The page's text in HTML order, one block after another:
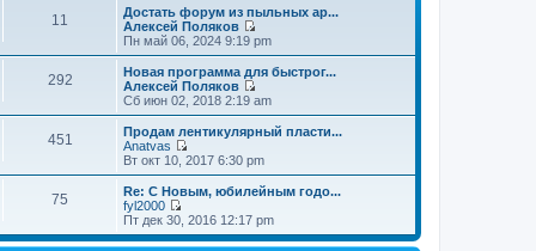
11
Достать форум из пыльных ар...
Алексей Поляков
П
е
р
е
й
т
к
о
л
д
н
Пн май 06, 2024 9:19 pm
292
Новая программа для быстрог...
Алексей Поляков
П
е
р
е
й
т
и
к
о
с
Сб июн 02, 2018 2:19 am
451
Продам лентикулярный пласти...
Anatvas
П
е
р
е
й
т
и
Вт окт 10, 2017 6:30 pm
75
Re: С Новым, юбилейным годо...
fyl2000
П
е
р
Пт дек 30, 2016 12:17 pm